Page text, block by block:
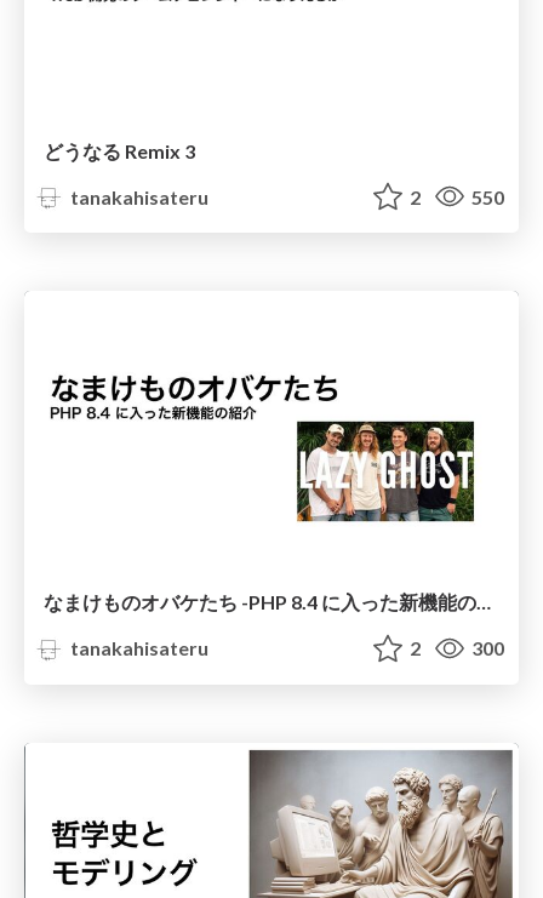
どうなる Remix 3
tanakahisateru
2 550
なまけものオバケたち -PHP 8.4 に入った新機能の紹介-
tanakahisateru
2 300